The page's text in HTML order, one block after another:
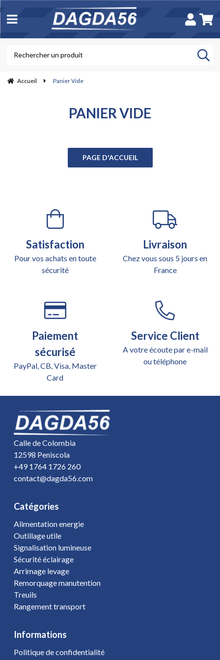
Accueil Panier Vide
PANIER VIDE
Satisfaction
Pour vos achats en toute
sécurité
Livraison
Chez vous sous 5 jours en
France
Paiement
sécurisé
PayPal, CB, Visa, Master
Card
Service Client
A votre écoute par e-mail
ou téléphone
Calle de Colombia
12598 Peniscola
+49 1764 1726 260
contact@dagda56.com
Catégories
Alimentation energie
Outillage utile
Signalisation lumineuse
Sécurité éclairage
Arrimage levage
Remorquage manutention
Treuils
Rangement transport
Informations
Politique de confidentialité